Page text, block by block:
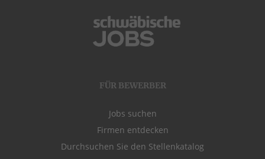
FÜR BEWERBER
Jobs suchen
Firmen entdecken
Durchsuchen Sie den Stellenkatalog